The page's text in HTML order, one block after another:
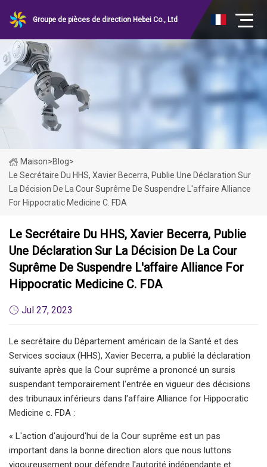
Groupe de pièces de direction Hebei Co., Ltd
Maison>Blog>
Le Secrétaire Du HHS, Xavier Becerra, Publie Une Déclaration Sur
La Décision De La Cour Suprême De Suspendre L'affaire Alliance
For Hippocratic Medicine C. FDA
Le Secrétaire Du HHS, Xavier Becerra, Publie
Une Déclaration Sur La Décision De La Cour
Suprême De Suspendre L'affaire Alliance For
Hippocratic Medicine C. FDA
Jul 27, 2023
Le secrétaire du Département américain de la Santé et des
Services sociaux (HHS), Xavier Becerra, a publié la déclaration
suivante après que la Cour suprême a prononcé un sursis
suspendant temporairement l'entrée en vigueur des décisions
des tribunaux inférieurs dans l'affaire Alliance for Hippocratic
Medicine c. FDA :
« L'action d'aujourd'hui de la Cour suprême est un pas
important dans la bonne direction alors que nous luttons
vigoureusement pour défendre l'autorité indépendante et